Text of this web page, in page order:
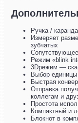
Ручка /
Измеряет
зубчатых
Режим «blink
3Dрежим —
Выбор
Быстрая
Отправка
коллегам и
Простота
Компактный и
Блокнот в